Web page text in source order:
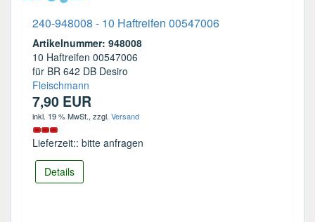
240-948008 - 10 Haftreifen 00547006
Artikelnummer: 948008
10 Haftreifen 00547006
für BR 642 DB Desiro
Fleischmann
7,90 EUR
inkl. 19 % MwSt., zzgl. Versand
Lieferzeit:: bitte anfragen
Details